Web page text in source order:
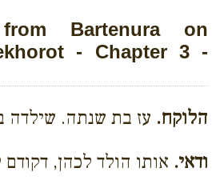
from Bartenura on
- Chapter 3 -
הלוקח. עז בת שנתה. שילדה
ודאי. אותו הולד לכהן,